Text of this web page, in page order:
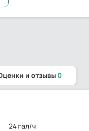
и отзывы 0
24 гал/ч